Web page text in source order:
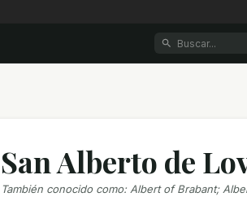
San Alberto de
También conocido como: Albert of Brabant;